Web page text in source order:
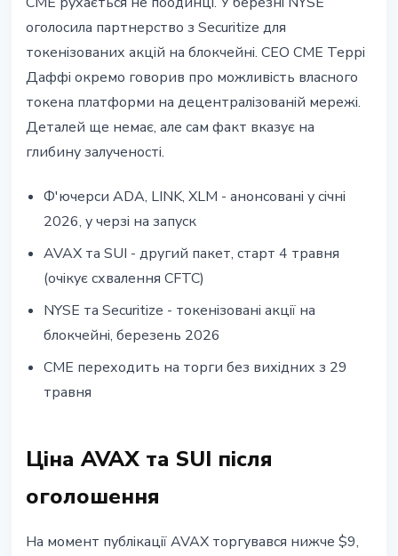
оголосила партнерство з Securitize для
токенізованих акцій на блокчейні. CEO CME Террі
Даффі окремо говорив про можливість власного
токена платформи на децентралізованій мережі.
Деталей ще немає, але сам факт вказує на
глибину залученості.
Ф'ючерси ADA, LINK, XLM - анонсовані у січні
2026, у черзі на запуск
AVAX та SUI - другий пакет, старт 4 травня
(очікує схвалення CFTC)
NYSE та Securitize - токенізовані акції на
блокчейні, березень 2026
CME переходить на торги без вихідних з 29
травня
Ціна AVAX та SUI після
оголошення
На момент публікації AVAX торгувався нижче $9,